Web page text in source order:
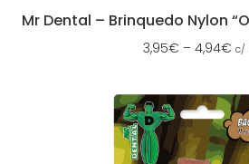
Mr Dental – Brinquedo Nylon
3,95€ – 4,94€ c/